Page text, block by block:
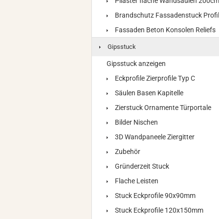
Brandschutz Fassadenstuck
Fassaden Beton Konsolen Reliefs
Gipsstuck
Gipsstuck anzeigen
Eckprofile Zierprofile Typ C
Säulen Basen Kapitelle
Zierstuck Ornamente Türportale
Bilder Nischen
3D Wandpaneele Ziergitter
Zubehör
Gründerzeit Stuck
Flache Leisten
Stuck Eckprofile 90x90mm
Stuck Eckprofile 120x150mm